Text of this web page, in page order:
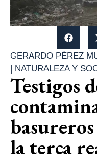
GERARDO PÉREZ
| NATURALEZA Y
Testigos
la terca